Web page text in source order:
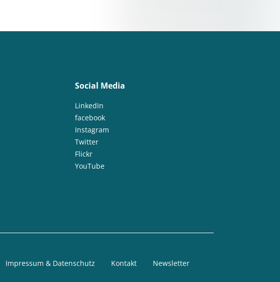
Social Media
LinkedIn
facebook
Instagram
Twitter
Flickr
YouTube
Impressum & Datenschutz Kontakt Newsletter